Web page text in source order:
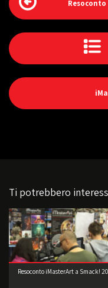
Ti potrebbero
Resoconto iMasterArt a Smack!